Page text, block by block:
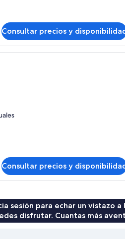
Consultar precios y
Un dormitorio con una cama,
Consultar precios y
sesión para echar un vistazo
disfrutar. Cuantas más